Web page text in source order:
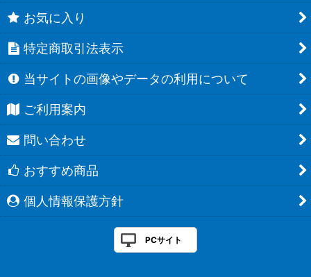
お気に入り
特定商取引法表示
当サイトの画像やデータの利用について
ご利用案内
問い合わせ
おすすめ商品
個人情報保護方針
PCサイト